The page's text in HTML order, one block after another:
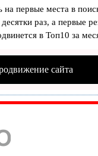
на первые места в
раз, а первые
в Топ10 за
сайта